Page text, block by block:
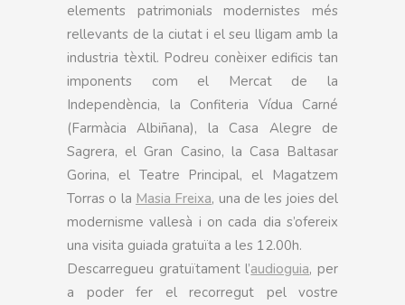
elements patrimonials modernistes més
rellevants de la ciutat i el seu lligam amb la
industria tèxtil. Podreu conèixer edificis tan
imponents com el Mercat de la
Independència, la Confiteria Vídua Carné
(Farmàcia Albiñana), la Casa Alegre de
Sagrera, el Gran Casino, la Casa Baltasar
Gorina, el Teatre Principal, el Magatzem
Torras o la Masia Freixa, una de les joies del
modernisme vallesà i on cada dia s’ofereix
una visita guiada gratuïta a les 12.00h.
Descarregueu gratuïtament l’audioguia, per
a poder fer el recorregut pel vostre